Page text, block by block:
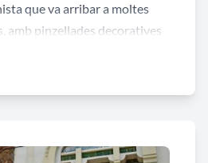
que va arribar a moltes
amb pinzellades decoratives
la façana.
trets modernistes de